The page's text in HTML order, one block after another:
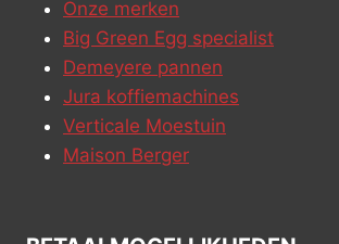
Onze merken
Big Green Egg specialist
Demeyere pannen
Jura koffiemachines
Verticale Moestuin
Maison Berger